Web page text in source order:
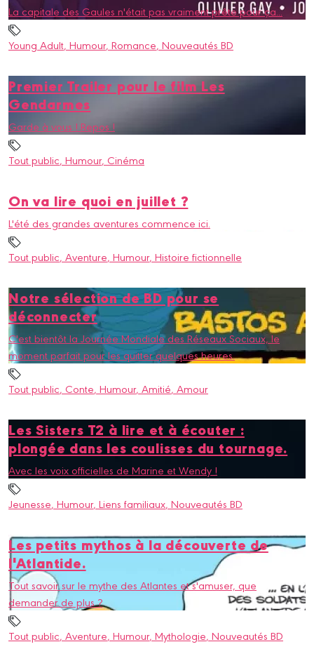
La capitale des Gaules n'était pas vraiment prête pour ça...
Young Adult, Humour, Romance, Nouveautés BD
Premier Trailer pour le film Les
Gendarmes
Garde à vous ! Repos !
Tout public, Humour, Cinéma
On va lire quoi en juillet ?
L'été des grandes aventures commence ici.
Tout public, Aventure, Humour, Histoire fictionnelle
Notre sélection de BD pour se
déconnecter
C'est bientôt la Journée Mondiale des Réseaux Sociaux, le
moment parfait pour les quitter quelques heures.
Tout public, Conte, Humour, Amitié, Amour
Les Sisters T2 à lire et à écouter :
plongée dans les coulisses du tournage.
Avec les voix officielles de Marine et Wendy !
Jeunesse, Humour, Liens familiaux, Nouveautés BD
Les petits mythos à la découverte de
l'Atlantide.
Tout savoir sur le mythe des Atlantes et s'amuser, que
demander de plus ?
Tout public, Aventure, Humour, Mythologie, Nouveautés BD